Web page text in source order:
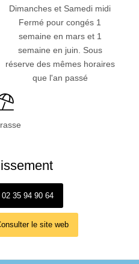
Dimanches et Samedi midi
Fermé pour congés 1
semaine en mars et 1
semaine en juin. Sous
réserve des mêmes horaires
que l'an passé
35 94 90 64
le site web